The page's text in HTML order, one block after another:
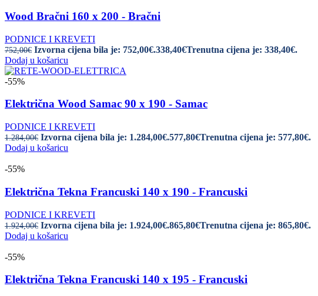
Wood Bračni 160 x 200 - Bračni
PODNICE I KREVETI
752,00€ Izvorna cijena bila je: 752,00€.338,40€Trenutna cijena je: 338,40€.
Dodaj u košaricu
-55%
Električna Wood Samac 90 x 190 - Samac
PODNICE I KREVETI
1.284,00€ Izvorna cijena bila je: 1.284,00€.577,80€Trenutna cijena je: 577,80€.
Dodaj u košaricu
-55%
Električna Tekna Francuski 140 x 190 - Francuski
PODNICE I KREVETI
1.924,00€ Izvorna cijena bila je: 1.924,00€.865,80€Trenutna cijena je: 865,80€.
Dodaj u košaricu
-55%
Električna Tekna Francuski 140 x 195 - Francuski